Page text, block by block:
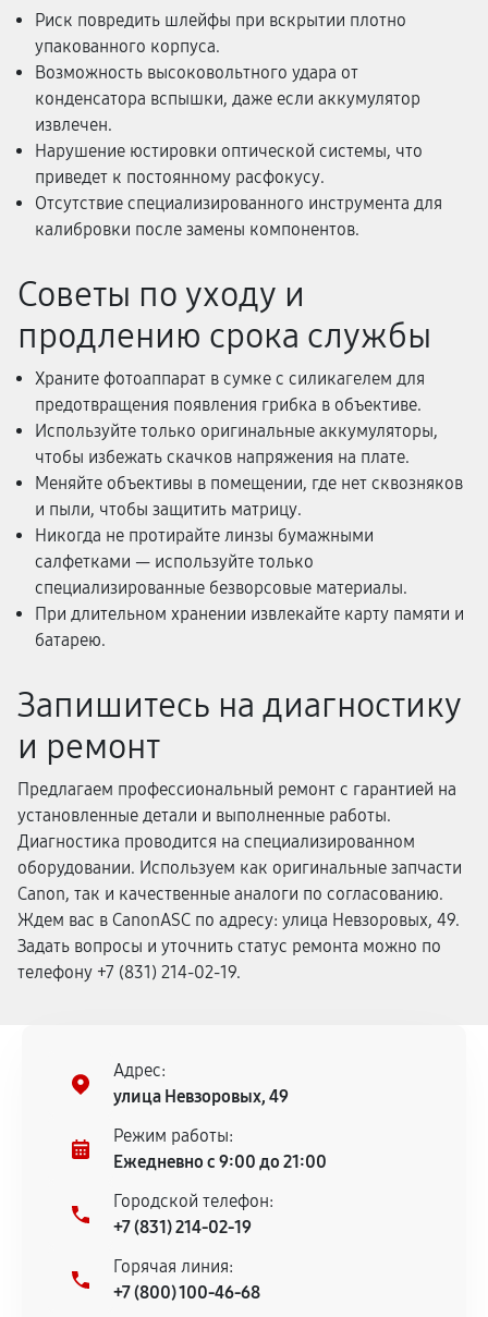
Риск повредить шлейфы при вскрытии плотно
упакованного корпуса.
Возможность высоковольтного удара от
конденсатора вспышки, даже если аккумулятор
извлечен.
Нарушение юстировки оптической системы, что
приведет к постоянному расфокусу.
Отсутствие специализированного инструмента для
калибровки после замены компонентов.
Советы по уходу и
продлению срока службы
Храните фотоаппарат в сумке с силикагелем для
предотвращения появления грибка в объективе.
Используйте только оригинальные аккумуляторы,
чтобы избежать скачков напряжения на плате.
Меняйте объективы в помещении, где нет сквозняков
и пыли, чтобы защитить матрицу.
Никогда не протирайте линзы бумажными
салфетками — используйте только
специализированные безворсовые материалы.
При длительном хранении извлекайте карту памяти и
батарею.
Запишитесь на диагностику
и ремонт
Предлагаем профессиональный ремонт с гарантией на
установленные детали и выполненные работы.
Диагностика проводится на специализированном
оборудовании. Используем как оригинальные запчасти
Canon, так и качественные аналоги по согласованию.
Ждем вас в CanonASC по адресу: улица Невзоровых, 49.
Задать вопросы и уточнить статус ремонта можно по
телефону +7 (831) 214-02-19.
Адрес:
улица Невзоровых, 49
Режим работы:
Ежедневно с 9:00 до 21:00
Городской телефон:
+7 (831) 214-02-19
Горячая линия:
+7 (800) 100-46-68